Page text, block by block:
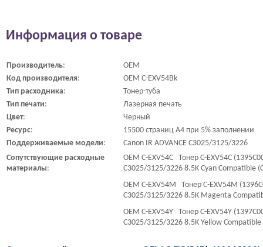
Информация о товаре
Производитель:
OEM
Код производителя:
OEM C-EXV54Bk
Тип расходника:
Тонер-туба
Тип печати:
Лазерная печать
Цвет:
Черный
Ресурс:
15500 страниц A4 при 5% заполнении
Поддерживаемые модели:
Canon IR ADVANCE C3025/3125/3226
Сопутствующие расходные
материалы:
OEM C-EXV54C Тонер C-EXV54C
C3025/3125/3226 8.5K Cyan Compatible
OEM C-EXV54M Тонер C-EXV54M
C3025/3125/3226 8.5K Magenta
OEM C-EXV54Y Тонер C-EXV54Y
C3025/3125/3226 8.5K Yellow